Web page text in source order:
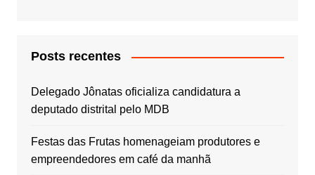
Posts recentes
Delegado Jônatas oficializa candidatura a
deputado distrital pelo MDB
Festas das Frutas homenageiam produtores e
empreendedores em café da manhã